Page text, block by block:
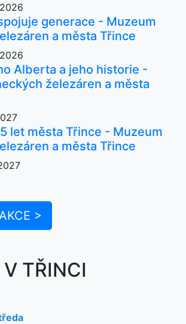
generace - Muzeum
a města Třince
Alberta a jeho historie -
železáren a města
let města Třince - Muzeum
a města Třince
>
TŘINCI